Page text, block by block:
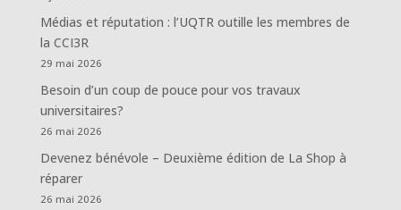
Médias et réputation : l’UQTR outille les membres de
la CCI3R
29 mai 2026
Besoin d’un coup de pouce pour vos travaux
universitaires?
26 mai 2026
Devenez bénévole – Deuxième édition de La Shop à
réparer
26 mai 2026